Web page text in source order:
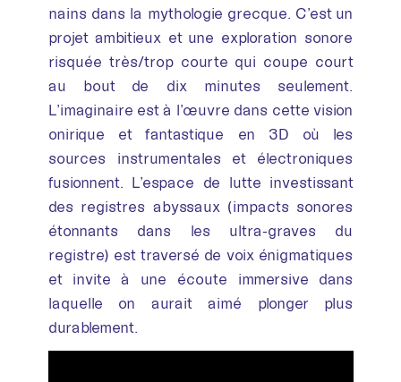
nains dans la mythologie grecque. C’est un
projet ambitieux et une exploration sonore
risquée très/trop courte qui coupe court
au bout de dix minutes seulement.
L’imaginaire est à l’œuvre dans cette vision
onirique et fantastique en 3D où les
sources instrumentales et électroniques
fusionnent. L’espace de lutte investissant
des registres abyssaux (impacts sonores
étonnants dans les ultra-graves du
registre) est traversé de voix énigmatiques
et invite à une écoute immersive dans
laquelle on aurait aimé plonger plus
durablement.